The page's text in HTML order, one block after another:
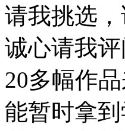
请我挑选
诚心请我
20多幅作
能暂时拿